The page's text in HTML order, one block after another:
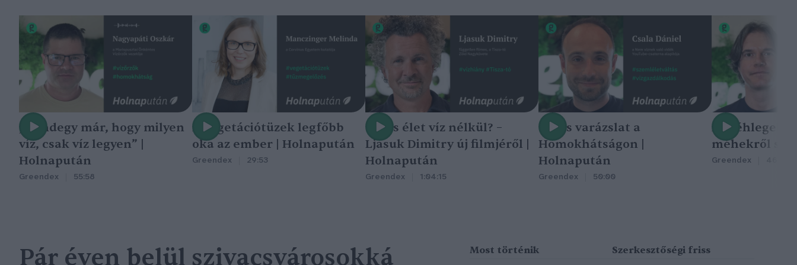
„Mindegy már, hogy milyen
víz, csak víz legyen” |
Holnapután
Greendex 55:58
A vegetációtüzek legfőbb
oka az ember | Holnapután
Greendex 29:53
Nincs élet víz nélkül? –
Ljasuk Dimitry új filmjéről |
Holnapután
Greendex 1:04:15
Nincs varázslat a
Homokhátságon |
Holnapután
Greendex 50:00
A méhlegelő
méhekről
Greendex
Pár éven belül szivacsvárosokká